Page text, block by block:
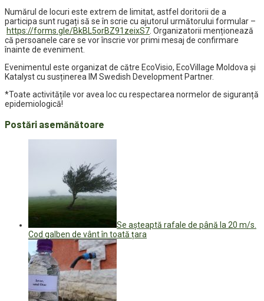
Numărul de locuri este extrem de limitat, astfel doritorii de a
participa sunt rugați să se în scrie cu ajutorul următorului formular –
https://forms.gle/BkBL5orBZ91zeixS7 . Organizatorii menționează
că persoanele care se vor înscrie vor primi mesaj de confirmare
înainte de eveniment.
Evenimentul este organizat de către EcoVisio, EcoVillage Moldova și
Katalyst cu susținerea IM Swedish Development Partner.
*Toate activitățile vor avea loc cu respectarea normelor de siguranță
epidemiologică!
Postări asemănătoare
Se așteaptă rafale de până la 20 m/s.
Cod galben de vânt în toată țara